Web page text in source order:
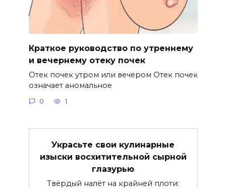
Краткое руководство по утреннему
и вечернему отеку почек
Отек почек утром или вечером Отек почек
означает аномальное
0 1
Украсьте свои кулинарные
изыски восхитительной сырной
глазурью
Твёрдый налёт на крайней плоти: